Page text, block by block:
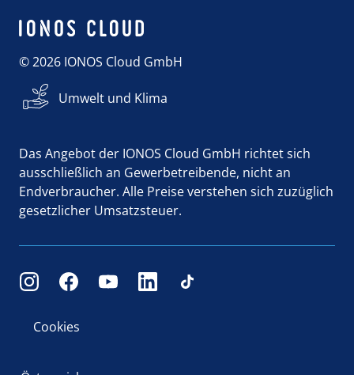
© 2026 IONOS Cloud GmbH
Umwelt und Klima
Das Angebot der IONOS Cloud GmbH richtet sich
ausschließlich an Gewerbetreibende, nicht an
Endverbraucher. Alle Preise verstehen sich zuzüglich
gesetzlicher Umsatzsteuer.
Cookies